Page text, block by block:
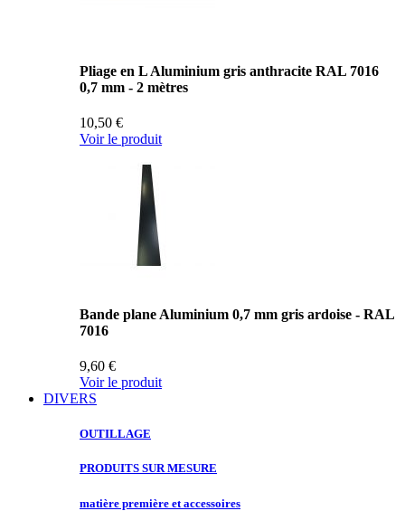
Pliage en L Aluminium gris anthracite RAL 7016
0,7 mm - 2 mètres
10,50 €
Voir le produit
Bande plane Aluminium 0,7 mm gris ardoise - RAL
7016
9,60 €
Voir le produit
DIVERS
OUTILLAGE
PRODUITS SURMESURE
matière première et accessoires